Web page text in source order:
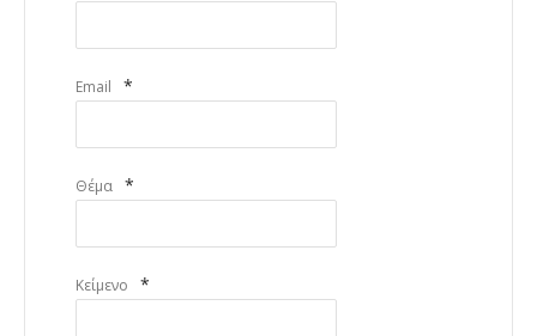
Email *
Θέμα *
Κείμενο *